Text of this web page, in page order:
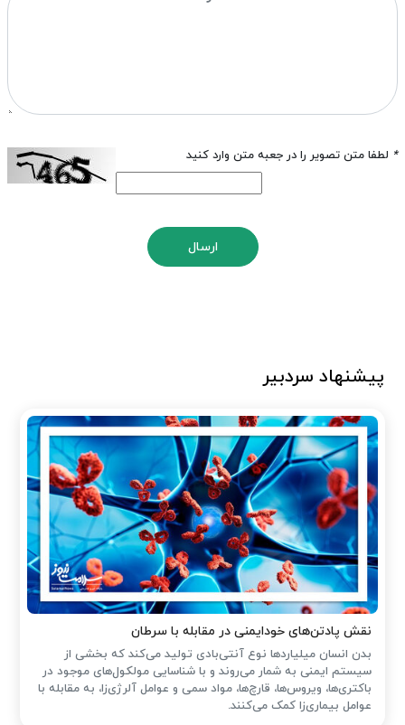
* لطفا متن تصویر را در جعبه متن وارد کنید
ارسال
پیشنهاد سردبیر
نقش پادتن‌های خودایمنی در مقابله با سرطان
بدن انسان میلیاردها نوع آنتی‌بادی تولید می‌کند که بخشی از
سیستم ایمنی به شمار می‌روند و با شناسایی مولکول‌های موجود در
باکتری‌ها، ویروس‌ها، قارچ‌ها، مواد سمی و عوامل آلرژی‌زا، به مقابله با
عوامل بیماری‌زا کمک می‌کنند.